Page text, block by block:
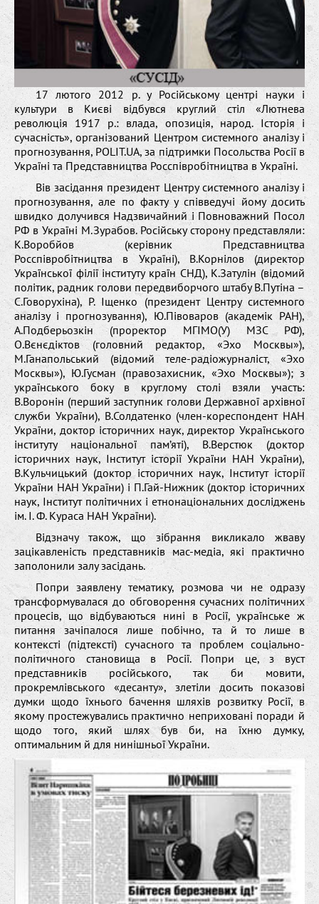
17 лютого 2012 р. у Російському центрі науки і
культури в Києві відбувся круглий стіл «Лютнева
революція 1917 р.: влада, опозиція, народ. Історія і
сучасність», організований Центром системного аналізу і
прогнозування, POLIT.UA, за підтримки Посольства Росії в
Україні та Представництва Росспівробітництва в Україні.
Вів засідання президент Центру системного аналізу і
прогнозування, але по факту у співведучі йому досить
швидко долучився Надзвичайний і Повноважний Посол
РФ в Україні М.Зурабов. Російську сторону представляли:
К.Воробйов (керівник Представництва
Росспівробітництва в Україні), В.Корнілов (директор
Української філії інституту країн СНД), К.Затулін (відомий
політик, радник голови передвиборчого штабу В.Путіна –
С.Говорухіна), Р. Іщенко (президент Центру системного
аналізу і прогнозування), Ю.Півоваров (академік РАН),
А.Подберьозкін (проректор МГІМО(У) МЗС РФ),
О.Вєнєдіктов (головний редактор, «Эхо Москвы»),
М.Ганапольський (відомий теле-радіожурналіст, «Эхо
Москвы»), Ю.Гусман (правозахисник, «Эхо Москвы»); з
українського боку в круглому столі взяли участь:
В.Воронін (перший заступник голови Державної архівної
служби України), В.Солдатенко (член-кореспондент НАН
України, доктор історичних наук, директор Українського
інституту національної пам’яті), В.Верстюк (доктор
історичних наук, Інститут історії України НАН України),
В.Кульчицький (доктор історичних наук, Інститут історії
України НАН України) і П.Гай-Нижник (доктор історичних
наук, Інститут політичних і етнонаціональних досліджень
ім. І. Ф. Кураса НАН України).
Відзначу також, що зібрання викликало жваву
зацікавленість представників мас-медіа, які практично
заполонили залу засідань.
Попри заявлену тематику, розмова чи не одразу
трансформувалася до обговорення сучасних політичних
процесів, що відбуваються нині в Росії, українське ж
питання зачіпалося лише побічно, та й то лише в
контексті (підтексті) сучасного та проблем соціально-
політичного становища в Росії. Попри це, з вуст
представників російського, так би мовити,
прокремлівського «десанту», злетіли досить показові
думки щодо їхнього бачення шляхів розвитку Росії, в
якому простежувались практично неприховані поради й
щодо того, який шлях був би, на їхню думку,
оптимальним й для нинішньої України.